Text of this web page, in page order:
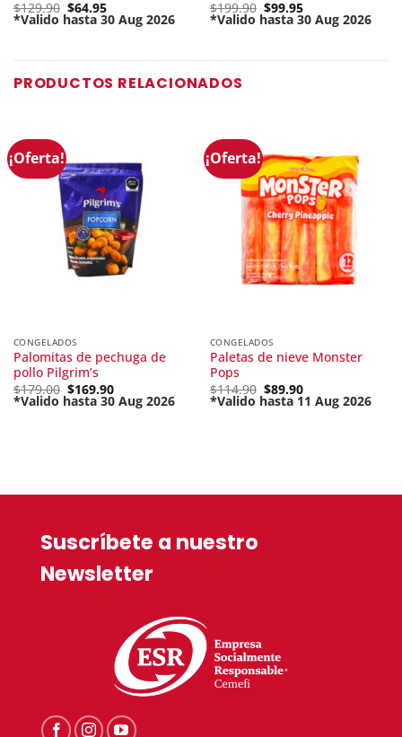
$129.90 Original
price
$64.95
*Valido hasta 30 Aug 2026
$199.90 Original
price
$99.95
*Valido hasta 30 Aug 2026
PRODUCTOS RELACIONADOS
¡Oferta!
CONGELADOS
Palomitas de pechuga de
pollo Pilgrim’s
$179.00 Original
price
was:
$169.90
*Valido hasta 30 Aug 2026
Current
¡Oferta!
CONGELADOS
Paletas de nieve Monster
Pops
$114.90 Original
price
was:
$89.90
*Valido hasta 11 Aug 2026
Current
Suscríbete a nuestro
Newsletter